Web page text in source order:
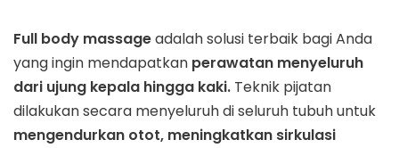
Full body massageadalah solusi terbaik bagi Anda
yang ingin mendapatkan perawatan menyeluruh
dari ujung kepala hingga kaki. Teknik pijatan
dilakukan secara menyeluruh di seluruh tubuh untuk
mengendurkan otot, meningkatkan sirkulasi